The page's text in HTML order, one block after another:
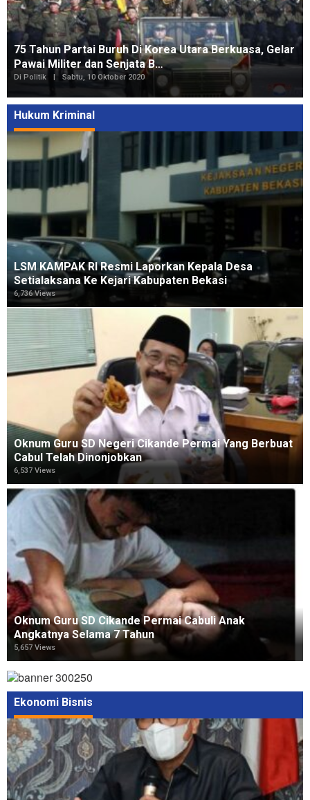
75 Tahun Partai Buruh Di Korea Utara Berkuasa, Gelar
Pawai Militer dan Senjata B…
Di Politik Sabtu, 10 Oktober 2020
Hukum Kriminal
LSM KAMPAK RI Resmi Laporkan Kepala Desa
Setialaksana Ke Kejari Kabupaten Bekasi
6,736 Views
Oknum Guru SD Negeri Cikande Permai Yang Berbuat
Cabul Telah Dinonjobkan
6,537 Views
Oknum Guru SD Cikande Permai Cabuli Anak
Angkatnya Selama 7 Tahun
5,657 Views
Ekonomi Bisnis